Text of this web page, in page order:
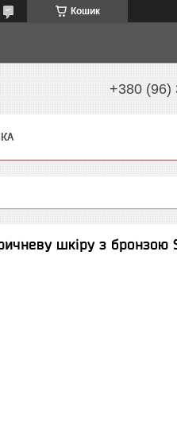
Кошик
+380 (96)
шкіру з бронзою